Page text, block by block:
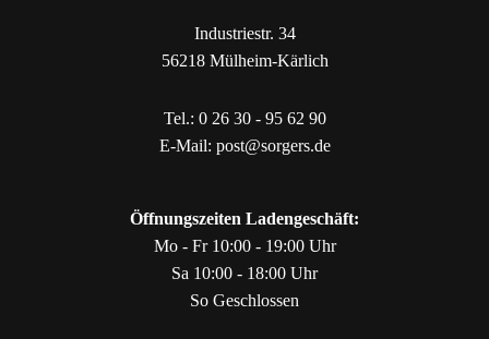
Industriestr. 34
56218 Mülheim-Kärlich
Tel.: 0 26 30 - 95 62 90
E-Mail: post@sorgers.de
Öffnungszeiten Ladengeschäft:
Mo - Fr 10:00 - 19:00 Uhr
Sa 10:00 - 18:00 Uhr
So Geschlossen